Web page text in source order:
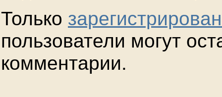
Только
пользователи могут
комментарии.